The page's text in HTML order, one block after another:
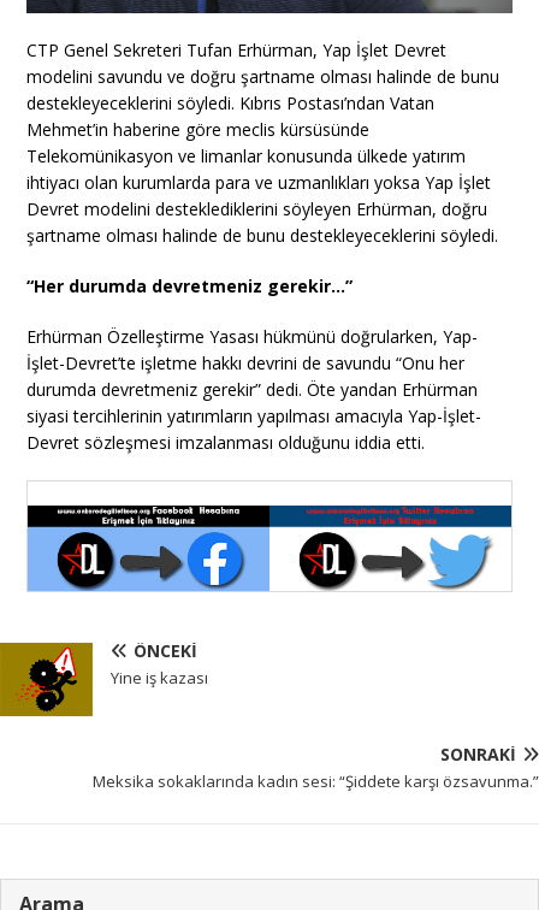
CTP Genel Sekreteri Tufan Erhürman, Yap İşlet Devret
modelini savundu ve doğru şartname olması halinde de bunu
destekleyeceklerini söyledi. Kıbrıs Postası’ndan Vatan
Mehmet’in haberine göre meclis kürsüsünde
Telekomünikasyon ve limanlar konusunda ülkede yatırım
ihtiyacı olan kurumlarda para ve uzmanlıkları yoksa Yap İşlet
Devret modelini desteklediklerini söyleyen Erhürman, doğru
şartname olması halinde de bunu destekleyeceklerini söyledi.
“Her durumda devretmeniz gerekir…”
Erhürman Özelleştirme Yasası hükmünü doğrularken, Yap-
İşlet-Devret’te işletme hakkı devrini de savundu “Onu her
durumda devretmeniz gerekir” dedi. Öte yandan Erhürman
siyasi tercihlerinin yatırımların yapılması amacıyla Yap-İşlet-
Devret sözleşmesi imzalanması olduğunu iddia etti.
ÖNCEKI
Yine iş kazası
SONRAKI
Meksika sokaklarında kadın sesi: “Şiddete karşı özsavunma.”
Arama